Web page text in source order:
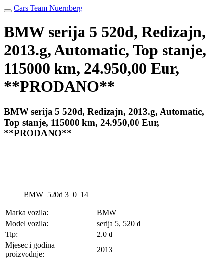
Cars Team Nuernberg
BMW serija 5 520d, Redizajn,
2013.g, Automatic, Top stanje,
115000 km, 24.950,00 Eur,
**PRODANO**
BMW serija 5 520d, Redizajn, 2013.g, Automatic,
Top stanje, 115000 km, 24.950,00 Eur,
**PRODANO**
BMW_520d 3_0_14
Marka vozila:
BMW
Model vozila:
serija 5, 520 d
Tip:
2.0 d
Mjesec i godina
proizvodnje:
2013